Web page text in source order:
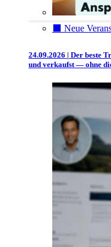
⬛️ Neue
24.09.2026 | Der beste
und verkaufst — ohne